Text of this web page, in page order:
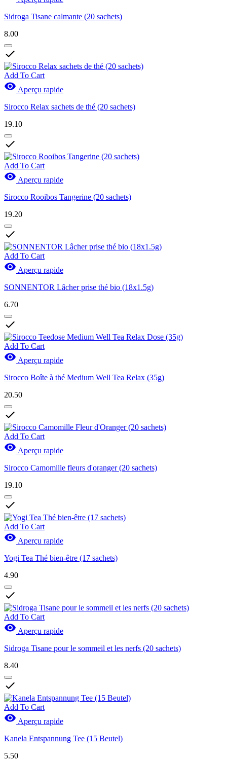
Sidroga Tisane calmante (20 sachets)
8.00

Add To Cart
 Aperçu rapide
Sirocco Relax sachets de thé (20 sachets)
19.10

Add To Cart
 Aperçu rapide
Sirocco Rooibos Tangerine (20 sachets)
19.20

Add To Cart
 Aperçu rapide
SONNENTOR Lâcher prise thé bio (18x1.5g)
6.70

Add To Cart
 Aperçu rapide
Sirocco Boîte à thé Medium Well Tea Relax (35g)
20.50

Add To Cart
 Aperçu rapide
Sirocco Camomille fleurs d'oranger (20 sachets)
19.10

Add To Cart
 Aperçu rapide
Yogi Tea Thé bien-être (17 sachets)
4.90

Add To Cart
 Aperçu rapide
Sidroga Tisane pour le sommeil et les nerfs (20 sachets)
8.40

Add To Cart
 Aperçu rapide
Kanela Entspannung Tee (15 Beutel)
5.50